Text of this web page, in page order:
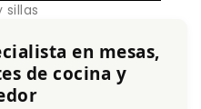
sillas
en mesas,
de cocina y